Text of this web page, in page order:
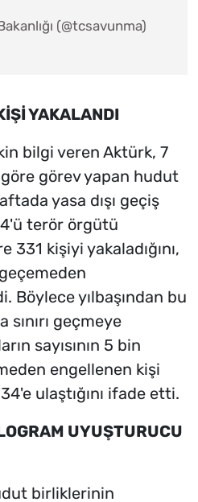
(@tcsavunma)
YAKALANDI
bilgi veren Aktürk, 7
görev yapan hudut
yasa dışı geçiş
terör örgütü
331 kişiyi yakaladığını,
Böylece yılbaşından bu
sınırı geçmeye
sayısının 5 bin
engellenen kişi
ulaştığını ifade etti.
UYUŞTURUCU
birliklerinin